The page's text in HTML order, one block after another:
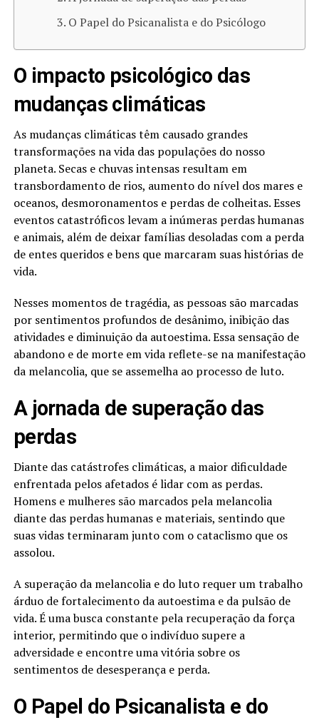
O Papel do Psicanalista e do Psicólogo
O impacto psicológico das
mudanças climáticas
As mudanças climáticas têm causado grandes
transformações na vida das populações do nosso
planeta. Secas e chuvas intensas resultam em
transbordamento de rios, aumento do nível dos mares e
oceanos, desmoronamentos e perdas de colheitas. Esses
eventos catastróficos levam a inúmeras perdas humanas
e animais, além de deixar famílias desoladas com a perda
de entes queridos e bens que marcaram suas histórias de
vida.
Nesses momentos de tragédia, as pessoas são marcadas
por sentimentos profundos de desânimo, inibição das
atividades e diminuição da autoestima. Essa sensação de
abandono e de morte em vida reflete-se na manifestação
da melancolia, que se assemelha ao processo de luto.
A jornada de superação das
perdas
Diante das catástrofes climáticas, a maior dificuldade
enfrentada pelos afetados é lidar com as perdas.
Homens e mulheres são marcados pela melancolia
diante das perdas humanas e materiais, sentindo que
suas vidas terminaram junto com o cataclismo que os
assolou.
A superação da melancolia e do luto requer um trabalho
árduo de fortalecimento da autoestima e da pulsão de
vida. É uma busca constante pela recuperação da força
interior, permitindo que o indivíduo supere a
adversidade e encontre uma vitória sobre os
sentimentos de desesperança e perda.
O Papel do Psicanalista e do